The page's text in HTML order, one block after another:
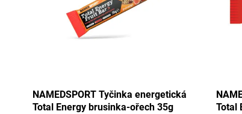
NAMEDSPORT Tyčinka energetická
Total Energy čokoláda-meruňka 35g